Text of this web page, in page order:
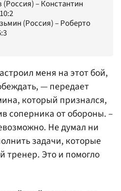
(Россия) – Константин
(Россия) – Роберто
меня на этот бой,
— передает
который признался,
соперника от обороны. –
Не думал ни
задачи, которые
тренер. Это и помогло